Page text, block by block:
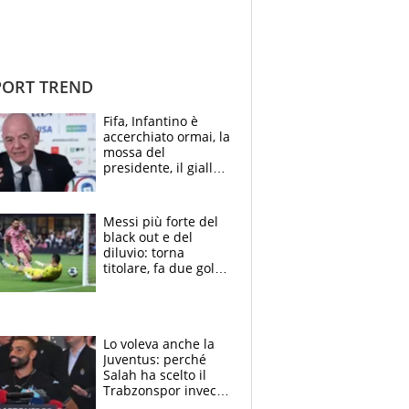
TREND
Fifa, Infantino è
accerchiato ormai, la
mossa del
presidente, il giallo
Trump
Messi più forte del
black out e del
diluvio: torna
titolare, fa due gol e
Lo voleva anche la
Juventus: perché
Salah ha scelto il
Trabzonspor invece